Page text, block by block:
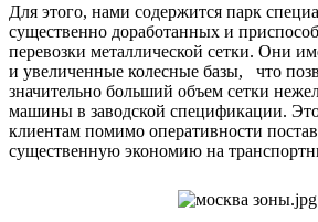
Для этого, нами содержится парк
существенно доработанных и
перевозки металлической сетки. Они
и увеличенные колесные базы, что
значительно больший объем сетки
машины в заводской спецификации.
клиентам помимо оперативности
существенную экономию на